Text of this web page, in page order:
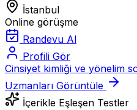
İstanbul
Online görüşme
Randevu Al
Profili Gör
Cinsiyet kimliği ve yönelim
Uzmanları Görüntüle
İçerikle Eşleşen Testler